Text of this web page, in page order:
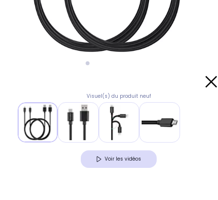
Visuel(s) du produit neuf
Voir les vidéos